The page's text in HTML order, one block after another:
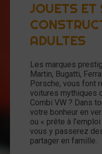
JOUETS ET
ADULTES
Les marques
Martin, Bugatti,
Porsche, vous font
voitures mythiques
Combi VW ? Dans
votre bonheur en
ou « prête à
vous y passerez
partager en famille.